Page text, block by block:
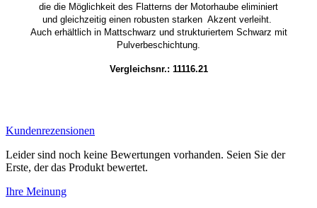
die die Möglichkeit des Flatterns der Motorhaube eliminiert
und gleichzeitig einen robusten starken Akzent verleiht.
Auch erhältlich in Mattschwarz und strukturiertem Schwarz mit
Pulverbeschichtung.
Vergleichsnr.: 11116.21
Kundenrezensionen
Leider sind noch keine Bewertungen vorhanden. Seien Sie der
Erste, der das Produkt bewertet.
Ihre Meinung